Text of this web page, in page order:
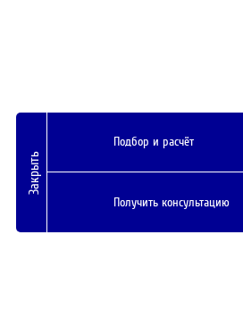
Закрыть
Подбор и расчёт
Получить консультацию